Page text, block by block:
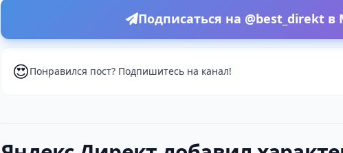
Подписаться на @best_direkt в
😍Понравился пост? Подпишитесь на канал!